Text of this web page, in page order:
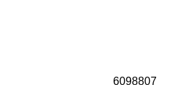
6098807